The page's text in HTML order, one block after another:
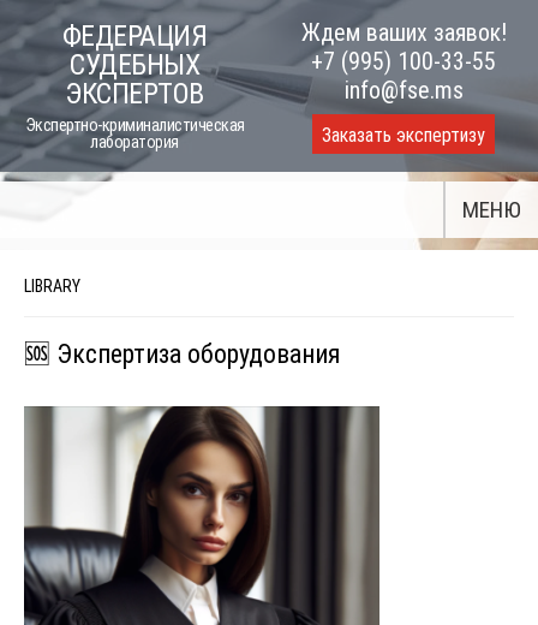
to
content
ФЕДЕРАЦИЯ
СУДЕБНЫХ
ЭКСПЕРТОВ
Экспертно-криминалистическая
лаборатория
Ждем ваших заявок!
+7 (995) 100-33-55
info@fse.ms
Заказать экспертизу
МЕНЮ
LIBRARY
🆘 Экспертиза оборудования